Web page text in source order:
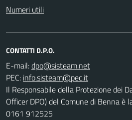
Numeri utili
CONTATTI D.P.O.
E-mail:
PEC:
Il Responsabile della Protezione dei
Officer DPO) del Comune di Benna è
0161 912525